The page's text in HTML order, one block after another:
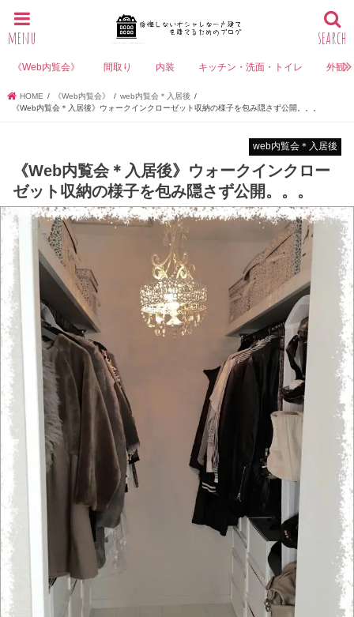
search
menu
《Web内覧会》 間取り 内装 キッチン・洗面・トイレ 外観
HOME 《Web内覧会》
web内覧会＊入居後
《Web内覧会＊入居後》ウォークインクローゼット収納の様子を包み隠さず公開。。。
web内覧会＊入居後
《Web内覧会＊入居後》ウォークインクロー
ゼット収納の様子を包み隠さず公開。。。